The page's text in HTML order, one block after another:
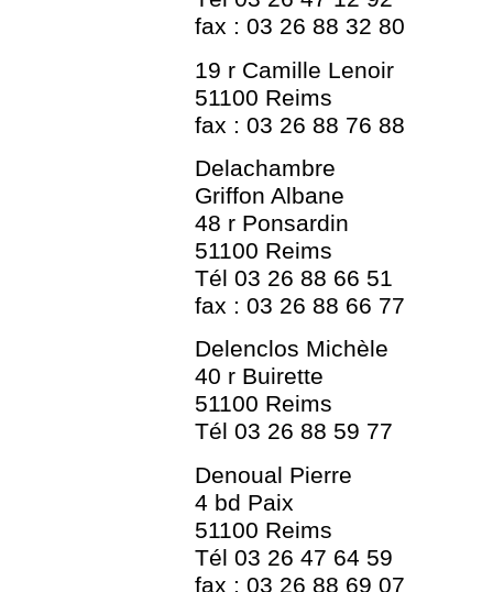
fax : 03 26 88 32 80
19 r Camille Lenoir
51100 Reims
fax : 03 26 88 76 88
Delachambre
Griffon Albane
48 r Ponsardin
51100 Reims
Tél 03 26 88 66 51
fax : 03 26 88 66 77
Delenclos Michèle
40 r Buirette
51100 Reims
Tél 03 26 88 59 77
Denoual Pierre
4 bd Paix
51100 Reims
Tél 03 26 47 64 59
fax : 03 26 88 69 07